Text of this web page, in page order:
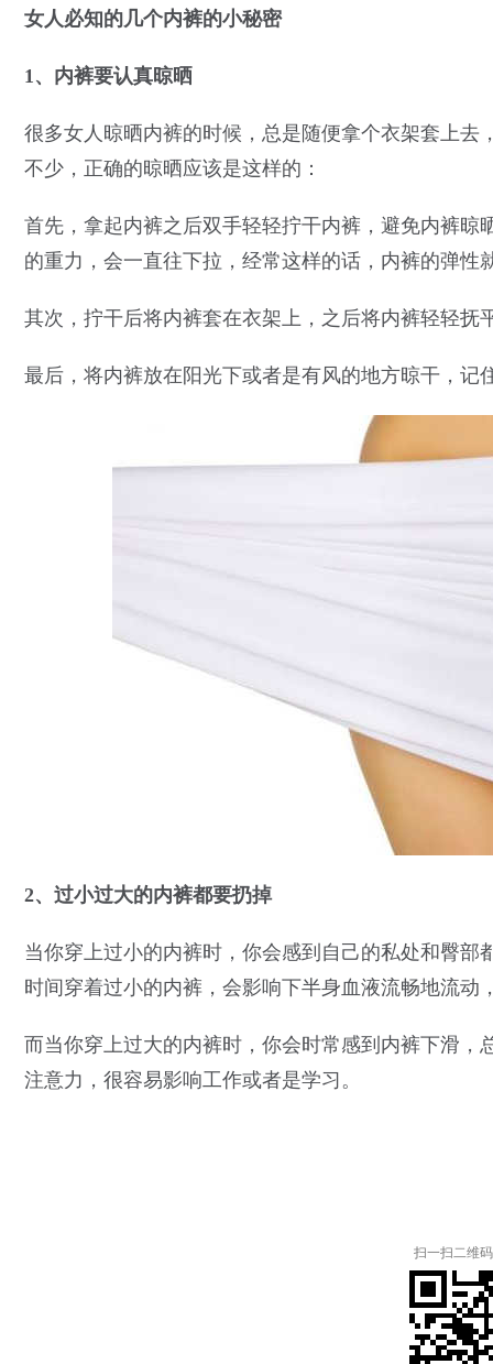
女人必知的几个内裤的小秘密
1、内裤要认真晾晒
很多女人晾晒内裤的时候，总是随便拿个衣架套上
不少，正确的晾晒应该是这样的：
首先，拿起内裤之后双手轻轻拧干内裤，避免内裤
的重力，会一直往下拉，经常这样的话，内裤的弹
其次，拧干后将内裤套在衣架上，之后将内裤轻轻抚
最后，将内裤放在阳光下或者是有风的地方晾干，记
2、过小过大的内裤都要扔掉
当你穿上过小的内裤时，你会感到自己的私处和臀
时间穿着过小的内裤，会影响下半身血液流畅地流动
而当你穿上过大的内裤时，你会时常感到内裤下滑
注意力，很容易影响工作或者是学习。
扫一扫二维